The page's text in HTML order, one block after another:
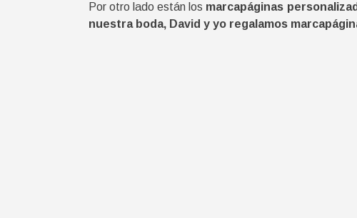
Por otro lado están los marcapáginas
nuestra boda, David y yo regalamos